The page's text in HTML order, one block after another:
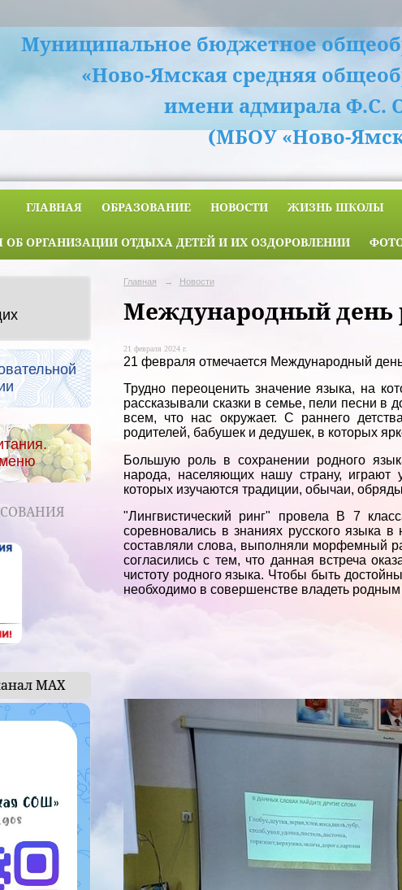
Муниципальное бюджетное
«Ново-Ямская средняя
имени адмирала Ф.С.
(МБОУ «Ново-
ГЛАВНАЯ ОБРАЗОВАНИЕ НОВОСТИ ЖИЗНЬ ШКОЛЫ
ОБ ОРГАНИЗАЦИИ ОТДЫХА ДЕТЕЙ И ИХ ОЗДОРОВЛЕНИИ
МАХ
Главная → Новости
Международный день
21 февраля 2024 г.
21 февраля отмечается Международный
Трудно переоценить значение языка, на
рассказывали сказки в семье, пели песни в
всем, что нас окружает. С раннего
родителей, бабушек и дедушек, в которых
Большую роль в сохранении родного
народа, населяющих нашу страну, играют
которых изучаются традиции, обычаи,
"Лингвистический ринг" провела В 7
соревновались в знаниях русского языка
составляли слова, выполняли морфемный
согласились с тем, что данная встреча
чистоту родного языка. Чтобы быть
необходимо в совершенстве владеть